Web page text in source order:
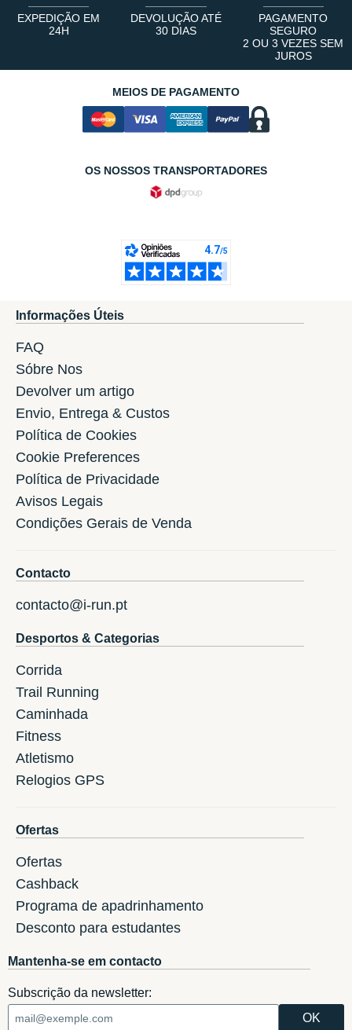
EXPEDIÇÃO EM
24H
DEVOLUÇÃO ATÉ
30 DIAS
PAGAMENTO
SEGURO
2 OU 3 VEZES SEM
JUROS
MEIOS DE PAGAMENTO
OS NOSSOS TRANSPORTADORES
Informações Úteis
FAQ
Sóbre Nos
Devolver um artigo
Envio, Entrega & Custos
Política de Cookies
Cookie Preferences
Política de Privacidade
Avisos Legais
Condições Gerais de Venda
Contacto
contacto@i-run.pt
Desportos & Categorias
Corrida
Trail Running
Caminhada
Fitness
Atletismo
Relogios GPS
Ofertas
Ofertas
Cashback
Programa de apadrinhamento
Desconto para estudantes
Mantenha-se em contacto
Subscrição da newsletter: